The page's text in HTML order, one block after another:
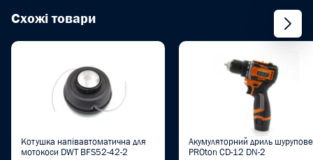
Схожі товари
Котушка напівавтоматична для
мотокоси DWT BFS52-42-2
Акумуляторний дриль
PROton CD-12 DN-2